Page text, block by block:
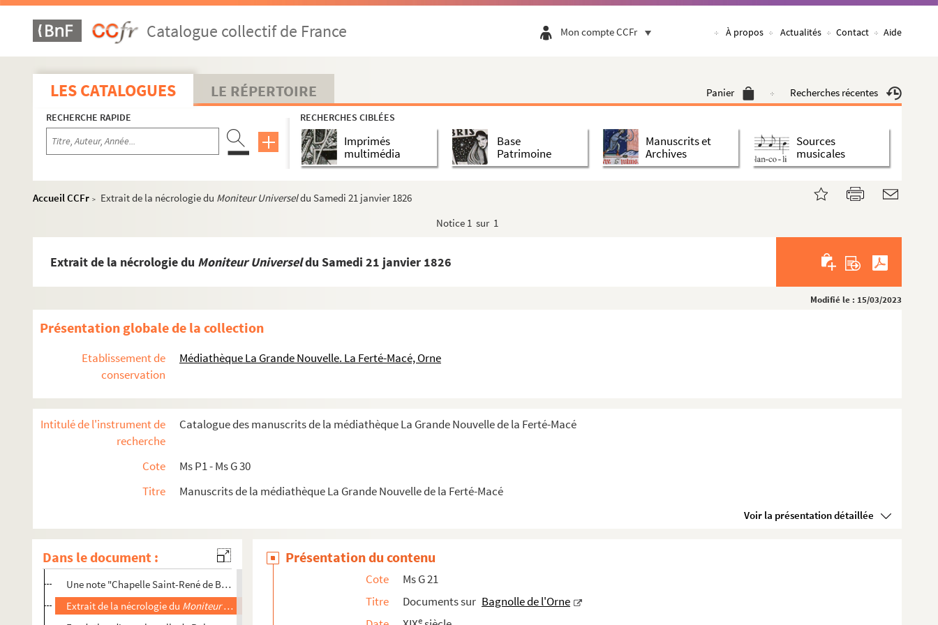
Catalogue collectif de France Mon compte CCFr À propos Actualités Contact Aide
LES CATALOGUES LE RÉPERTOIRE Panier Recherches récentes
RECHERCHE RAPIDE RECHERCHES CIBLÉES
Imprimés
multimédia
Base
Patrimoine
Manuscrits et
Archives
Sources
musicales
Accueil CCFr > Extrait de la nécrologie du Moniteur Universeldu Samedi 21 janvier 1826
Notice 1 sur 1
Extrait de la nécrologie du Moniteur Universeldu Samedi 21 janvier 1826
Modifié le : 15/03/2023
Présentation globale de la collection
Etablissement de
conservation
Médiathèque La Grande Nouvelle. La Ferté-Macé, Orne
Intitulé de l'instrument de
recherche
Catalogue des manuscrits de la médiathèque La Grande Nouvelle de la Ferté-Macé
Cote
Ms P1 - Ms G 30
Titre
Manuscrits de la médiathèque La Grande Nouvelle de la Ferté-Macé
Voir la présentation détaillée
Dans le document :
Campagne du comte de Wurmser en Alsace en 1793
Mon porte-feuille, opuscule par Monsieur de Godey
Poésies fugitives
Marquis de Moustier. Souvenirs manuscrits
Ms G 1. Renée-Françoise Doynel de Montécot, comtesse de la Chaux. Mémoires intimes (fragment) (Chartrier du ...
Ms G 2. Renée-Françoise Doynel de Montécot, comtesse de la Chaux (II). Maison de Montreuil
Ms G 3. Renée-Françoise Doynel de Montécot, comtesse de la Chaux. Notes généalogiques (tome I) (Chartrier du...
Ms G 4. Renée-Françoise Doynel de Montécot, comtesse de la Chaux. Notes généalogiques (tome II) (Chartrier d...
Ms G 5. Renée-Françoise Doynel de Montécot, comtesse de la Chaux. Notes généalogiques (tome III) (Chartrier ...
Ms G 7. Renée-Françoise Doynel de Montécot, comtesse de la Chaux. Domfront et Passais : notes communiquées à...
Ms G 8. Renée-Françoise Doynel de Montécot, comtesse de la Chaux. Ceaucé : notes sur les familles qui ont po...
Ms G 11. Renée-Françoise Doynel de Montécot, comtesse de la Chaux. Familles normandes : Avranches et Coutance...
Ms G 13. Projet de mémoire judiciaire pour dame Marie des Moulins, veuve du maître Henri de Jumilly, écuyer, ...
Ms G 15. Titres de noblesse de la maison Le Maire : copie de l'inventaire des titres principaux de la nobless...
Ms G 16. Bains de Bagnoles : gestion des frères Jenvrin (7 août 1806 - 9 décembre 1814). Prieuré de la Madele...
Ms G 18. Aveu de la baronnie d'Asnebec rendu par Guillaume de Chamborand le 20 décembre 1387 (copie)
Ms G 19. Vialon. La forêt d'Andaines
Ms G 21. Documents sur Bagnolle de l'Orne
Copie prises aux Archives Nationales sur les Papiers des Princes et les Titres domaniaux de l'Orne
Une note "Chapelle Saint-René de Baignolles en la paroisse de Couterne"
Extrait de la nécrologie du Moniteur Universel
du Samedi 21 janvier 1826
Présentation du contenu
Cote
Ms G 21
Titre
Documents sur Bagnolle de l'Orne
e